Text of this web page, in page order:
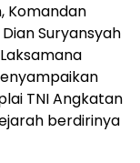
Komandan
Suryansyah
TNI Angkatan
berdirinya